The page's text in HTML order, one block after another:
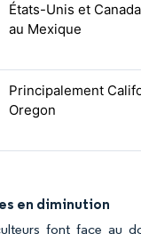
États-Unis et
au Mexique
Principalement
Oregon
en diminution
font face au